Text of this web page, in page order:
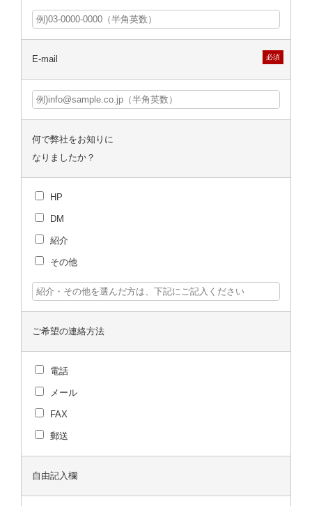
E-mail 必須
何で弊社をお知りに
なりましたか？
HP
DM
紹介
その他
ご希望の連絡方法
電話
メール
FAX
郵送
自由記入欄